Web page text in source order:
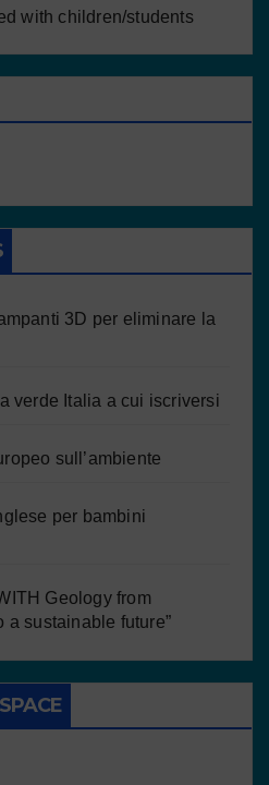
with children/students
3D per eliminare la
verde Italia a cui iscriversi
sull’ambiente
per bambini
Geology from
a sustainable future”